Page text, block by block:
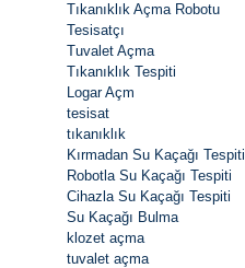
Tıkanıklık Açma Robotu
Tesisatçı
Tuvalet Açma
Tıkanıklık Tespiti
Logar Açm
tesisat
tıkanıklık
Kırmadan Su Kaçağı Tespiti
Robotla Su Kaçağı Tespiti
Cihazla Su Kaçağı Tespiti
Su Kaçağı Bulma
klozet açma
tuvalet açma